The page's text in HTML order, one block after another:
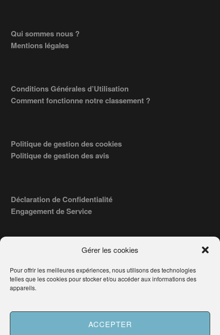
Gérer les cookies
Pour offrir les meilleures expériences, nous utilisons des technologies
telles que les cookies pour stocker et/ou accéder aux informations des
appareils.
ACCEPTER
Footer
Qui sommes nous ?
Mentions légales
Conditions Générales d’Utilisation
Comment fonctionne notre classement ?
Politique de gestion des cookies
Politique de gestion des avis
Déclaration de Confidentialité
Engagement de Service
COPYRIGHT © 2026 · TROUVERVOTREAVOCAT.COM, ÉDITÉ PAR
LA SOCIÉTÉAWATECH- 91, RUE DU FAUBOURG ST HONORÉ
Français